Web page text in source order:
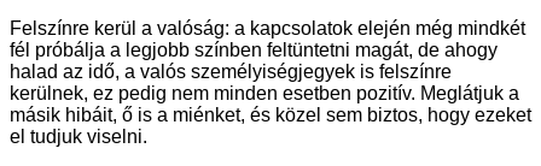
Felszínre kerül a valóság: a kapcsolatok elején még mindkét
fél próbálja a legjobb színben feltüntetni magát, de ahogy
halad az idő, a valós személyiségjegyek is felszínre
kerülnek, ez pedig nem minden esetben pozitív. Meglátjuk a
másik hibáit, ő is a miénket, és közel sem biztos, hogy ezeket
el tudjuk viselni.